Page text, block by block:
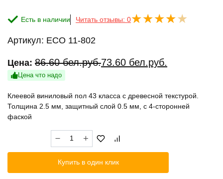
Есть в наличии Читать отзывы: 0
Артикул: ECO 11-802
Цена: 86.60бел.руб.
Первоначальная
цена
составляла
86.60 бел.руб..
73.60 бел.руб.
Текущая
цена:
73.60 бел.руб..
Цена что надо
Клеевой виниловый пол 43 класса с древесной текстурой.
Толщина 2.5 мм, защитный слой 0.5 мм, с 4-сторонней
фаской
Количество
товара
виниловый
Купить в один клик